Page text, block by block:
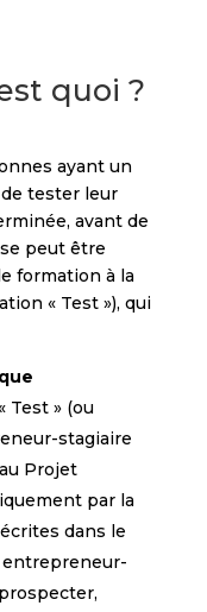
quoi ?
ayant un
tester leur
avant de
peut être
formation à la
« Test »), qui
Test » (ou
stagiaire
Projet
par la
dans le
entrepreneur-